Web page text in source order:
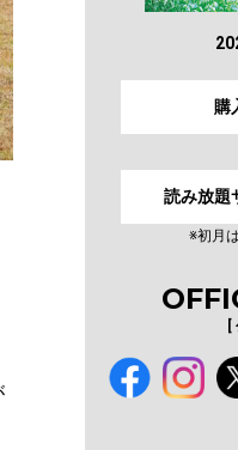
購
読み放題
※初月
[